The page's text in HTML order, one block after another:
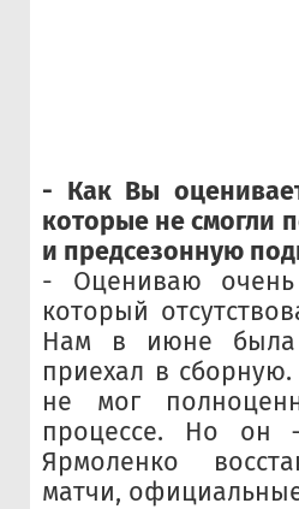
- Как Вы
которые не смогли
и предсезонную
- Оцениваю очень
который
Нам в июне была
приехал в
не мог
процессе. Но он
Ярмоленко
матчи,